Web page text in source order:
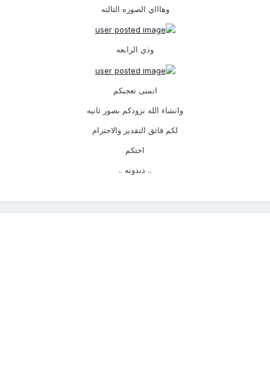
وهاااي الصوره التالته
وذي الرابعه
اتمنى تعجبكم
وانشاء الله نزودكم بصور ثانيه
لكم فائق التقدير والاحترام
اختكم
.. دندونه ..